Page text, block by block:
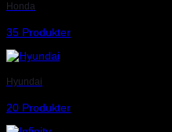
Honda
35 Produkter
Hyundai
20 Produkter